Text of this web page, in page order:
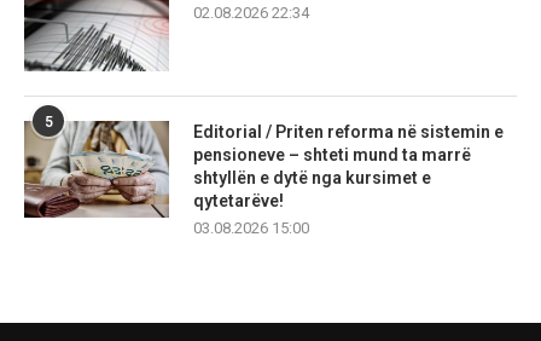
02.08.2026 22:34
5
Editorial / Priten reforma në sistemin e
pensioneve – shteti mund ta marrë
shtyllën e dytë nga kursimet e
qytetarëve!
03.08.2026 15:00